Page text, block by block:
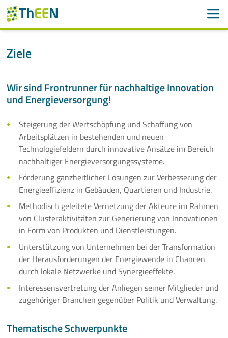
Suche
Über uns
Ziele
Vorstand
Geschäftsstelle
Gremien
Partner
Services
Mitglieder
Aktivitäten
Veranstaltungen
Ziele
Wir sind Frontrunner für nachhaltige Innovation
und Energieversorgung!
Steigerung der Wertschöpfung und Schaffung von
Arbeitsplätzen in bestehenden und neuen
Technologiefeldern durch innovative Ansätze im Bereich
nachhaltiger Energieversorgungssysteme.
Förderung ganzheitlicher Lösungen zur Verbesserung der
Energieeffizienz in Gebäuden, Quartieren und Industrie.
Methodisch geleitete Vernetzung der Akteure im Rahmen
von Clusteraktivitäten zur Generierung von Innovationen
in Form von Produkten und Dienstleistungen.
Unterstützung von Unternehmen bei der Transformation
der Herausforderungen der Energiewende in Chancen
durch lokale Netzwerke und Synergieeffekte.
Interessensvertretung der Anliegen seiner Mitglieder und
zugehöriger Branchen gegenüber Politik und Verwaltung.
Thematische Schwerpunkte